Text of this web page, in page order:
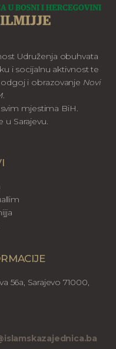
Udruženja obuhvata
i socijalnu aktivnost te
i obrazovanje Novi
.
mjestima BiH.
u Sarajevu.
56a, Sarajevo 71000,